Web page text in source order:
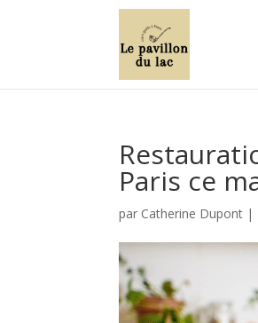
Paris ce
par Catherine Dupont |